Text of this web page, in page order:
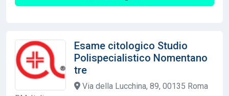
Esame citologico Studio
Polispecialistico Nomentano
tre
Via della Lucchina, 89, 00135 Roma